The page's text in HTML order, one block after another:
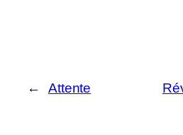
← Attente